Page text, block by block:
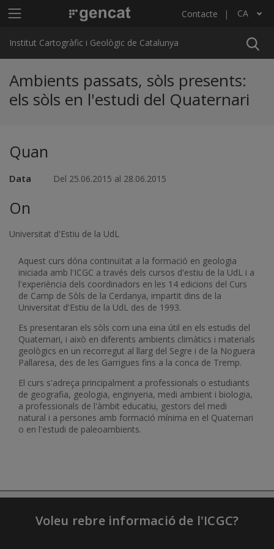
Menú principal ICGC Contacte CA
Llista les accions addicionals
Institut Cartogràfic i Geològic de Catalunya
Ambients passats, sòls presents:
els sòls en l'estudi del Quaternari
Quan
Data Del 25.06.2015 al 28.06.2015
On
Universitat d'Estiu de la UdL
Aquest curs dóna continuïtat a la formació en geologia
iniciada amb l'ICGC a través dels cursos d'estiu de la UdL i a
l'experiència dels coordinadors en les 14 edicions del Curs
de Camp de Sòls de la Cerdanya, impartit dins de la
Universitat d'Estiu de la UdL des de 1993.
Es presentaran els sòls com una eina útil en els estudis del
Quaternari, i això en diferents ambients climàtics i materials
geològics en un recorregut al llarg del Segre i de la Noguera
Pallaresa, des de les Garrigues fins a la conca de Tremp.
El curs s'adreça principalment a professionals o estudiants
de geografia, geologia, enginyeria, medi ambient i biologia,
a professionals de l'àmbit educatiu, gestors del medi
natural i a persones amb formació mínima en el Quaternari
o en l'estudi de paleoambients.
Voleu rebre informació de l'ICGC?